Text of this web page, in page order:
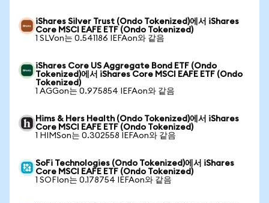
iShares Silver Trust (Ondo Tokenized)에서 iShares
Core MSCI EAFE ETF (Ondo Tokenized)
1 SLVon는 0.541186 IEFAon와 같음
iShares Core US Aggregate Bond ETF (Ondo
Tokenized)에서 iShares Core MSCI EAFE ETF (Ondo
Tokenized)
1 AGGon는 0.975854 IEFAon와 같음
Hims & Hers Health (Ondo Tokenized)에서 iShares
Core MSCI EAFE ETF (Ondo Tokenized)
1 HIMSon는 0.302558 IEFAon와 같음
SoFi Technologies (Ondo Tokenized)에서 iShares
Core MSCI EAFE ETF (Ondo Tokenized)
1 SOFIon는 0.178754 IEFAon와 같음